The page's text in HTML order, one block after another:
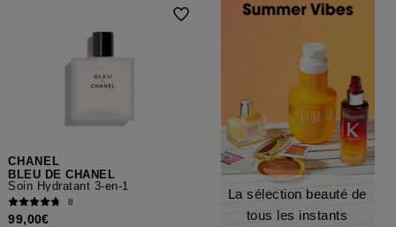
CHANEL
BLEU DE CHANEL
Soin Hydratant 3-en-1
8
99,00€
La sélection beauté de
tous les instants